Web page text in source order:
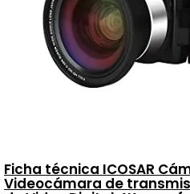
Ficha técnica ICOSAR
Videocámara de